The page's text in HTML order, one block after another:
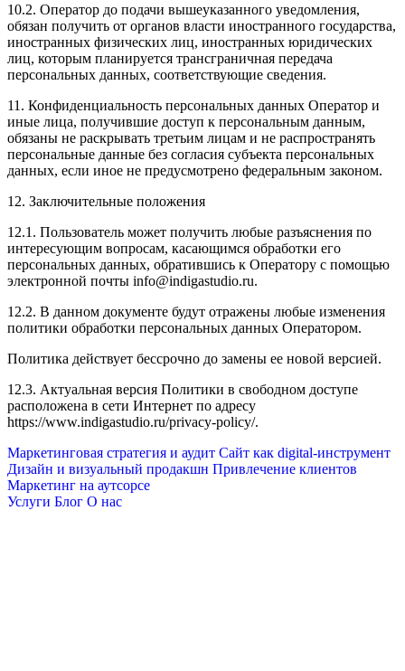
10.2. Оператор до подачи вышеуказанного уведомления,
обязан получить от органов власти иностранного государства,
иностранных физических лиц, иностранных юридических
лиц, которым планируется трансграничная передача
персональных данных, соответствующие сведения.
11. Конфиденциальность персональных данных Оператор и
иные лица, получившие доступ к персональным данным,
обязаны не раскрывать третьим лицам и не распространять
персональные данные без согласия субъекта персональных
данных, если иное не предусмотрено федеральным законом.
12. Заключительные положения
12.1. Пользователь может получить любые разъяснения по
интересующим вопросам, касающимся обработки его
персональных данных, обратившись к Оператору с помощью
электронной почты info@indigastudio.ru.
12.2. В данном документе будут отражены любые изменения
политики обработки персональных данных Оператором.
Политика действует бессрочно до замены ее новой версией.
12.3. Актуальная версия Политики в свободном доступе
расположена в сети Интернет по адресу
https://www.indigastudio.ru/privacy-policy/.
Маркетинговая стратегия и аудит Сайт как digital-инструмент
Дизайн и визуальный продакшн Привлечение клиентов
Маркетинг на аутсорсе
Услуги Блог О нас